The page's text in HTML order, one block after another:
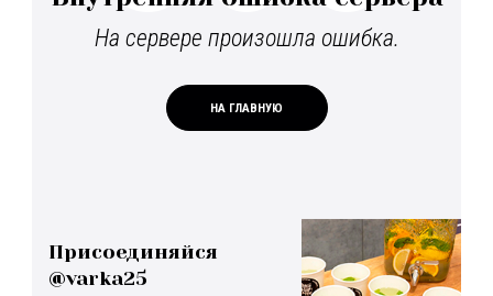
На сервере произошла ошибка.
НА ГЛАВНУЮ
Присоединяйся
@varka25